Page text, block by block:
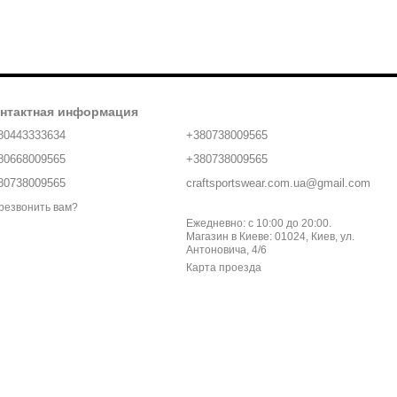
информация
вам?
+380738009565
+380738009565
craftsportswear.com.ua@gmail.com
Ежедневно: с 10:00 до 20:00.
Магазин в Киеве: 01024, Киев, ул.
Антоновича, 4/6
Карта проезда